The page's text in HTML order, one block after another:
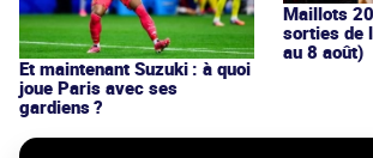
Et maintenant Suzuki : à quoi
joue Paris avec ses
gardiens ?
Maillots
sorties de
au 8 août)